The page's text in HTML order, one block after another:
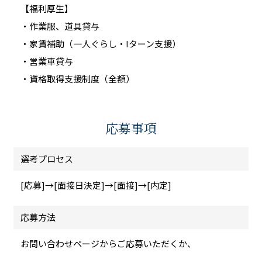
【福利厚生】
・作業服、道具貸与
・家賃補助（一人ぐらし・Iターン支援）
・営業車貸与
・資格取得支援制度（全額）
応募事項
選考プロセス
[応募]→[面接日決定]→[面接]→[内定]
応募方法
お問い合わせページからご応募いただくか、